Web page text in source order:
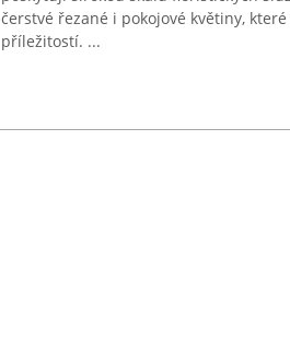
čerstvé řezané i pokojové květiny,
příležitostí. ...